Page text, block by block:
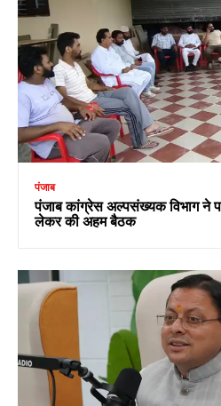
पंजाब
पंजाब कांग्रेस अल्पसंख्यक विभाग ने
लेकर की अहम बैठक